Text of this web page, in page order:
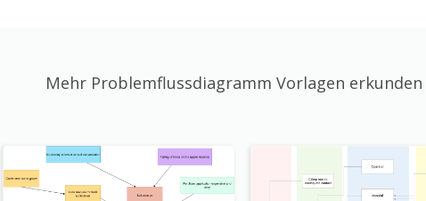
Mehr Problemflussdiagramm Vorlagen erkunden